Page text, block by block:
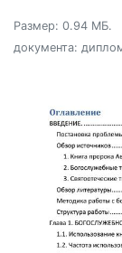
Размер: 0.94 МБ.
документа: